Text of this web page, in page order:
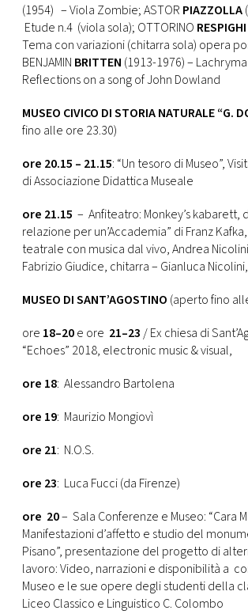
(1954) – Viola Zombie; ASTOR PIAZZOLLA
Etude n.4 (viola sola); OTTORINO RESPIGHI
Tema con variazioni (chitarra sola) opera
BENJAMIN BRITTEN (1913-1976) –
Reflections on a song of John Dowland
MUSEO CIVICO DI STORIA NATURALE “G.
fino alle ore 23.30)
ore 20.15 – 21.15: “Un tesoro di Museo”,
di Associazione Didattica Museale
ore 21.15 – Anfiteatro: Monkey’s kabarett,
relazione per un’Accademia” di Franz
teatrale con musica dal vivo, Andrea
Fabrizio Giudice, chitarra – Gianluca
MUSEO DI SANT’AGOSTINO (aperto fino
ore 18–20e ore 21–23 / Ex chiesa di
“Echoes” 2018, electronic music & visual,
ore 18: Alessandro Bartolena
ore 19: Maurizio Mongiovì
ore 21: N.O.S.
ore 23: Luca Fucci (da Firenze)
ore 20– Sala Conferenze e Museo: “Cara
Manifestazioni d’affetto e studio del
Pisano”, presentazione del progetto di
lavoro: Video, narrazioni e disponibilità a
Museo e le sue opere degli studenti della
Liceo Classico e Linguistico C. Colombo